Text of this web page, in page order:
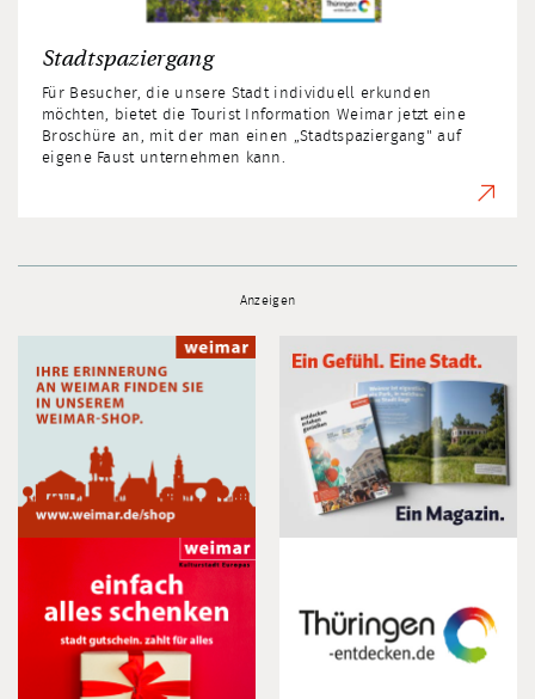
Stadtspaziergang
Für Besucher, die unsere Stadt individuell erkunden
möchten, bietet die Tourist Information Weimar jetzt eine
Broschüre an, mit der man einen „Stadtspaziergang" auf
eigene Faust unternehmen kann.
Anzeigen